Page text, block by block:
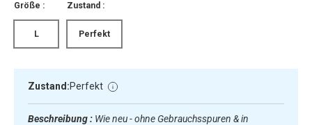
Größe :
L
Zustand :
Perfekt
Zustand:Perfekt
Beschreibung : Wie neu - ohne Gebrauchsspuren & in